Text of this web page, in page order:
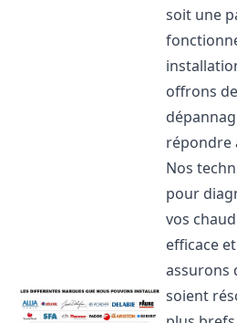
soit une
offrons
répondre
Nos
pour
vos
efficace
assurons
soient